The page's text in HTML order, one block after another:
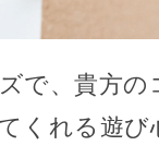
で、貴方
くれる遊